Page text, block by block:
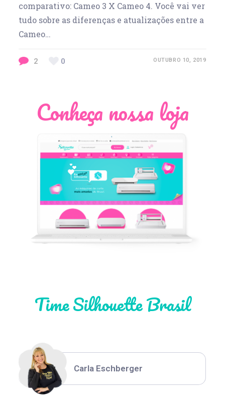
comparativo: Cameo 3 X Cameo 4. Você vai ver
tudo sobre as diferenças e atualizações entre a
Cameo…
2 0 OUTUBRO 10, 2019
Conheça nossa loja
Time Silhouette Brasil
Léia Pastori
Thiara Ney
Carla Eschberger